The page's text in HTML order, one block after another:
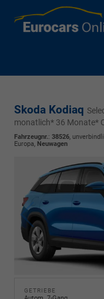
Skoda Kodiaq
monatlich* 36 Monate*
Fahrzeugnr.: 38526,
Europa, Neuwagen
GETRIEBE